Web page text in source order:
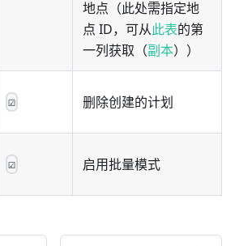
地点（此处需指定地
点 ID，可从此表的第
一列获取（副本））
☑ 删除创建的计划
☑ 启用批量模式